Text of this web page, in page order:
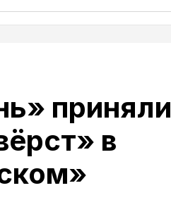
приняли
в